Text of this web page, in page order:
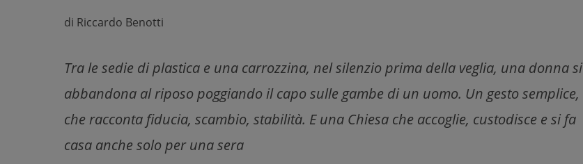
di Riccardo Benotti
Tra le sedie di plastica e una carrozzina, nel silenzio prima della veglia, una donna si
abbandona al riposo poggiando il capo sulle gambe di un uomo. Un gesto semplice,
che racconta fiducia, scambio, stabilità. E una Chiesa che accoglie, custodisce e si fa
casa anche solo per una sera